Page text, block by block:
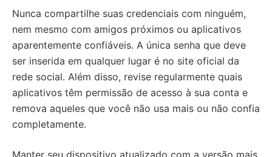
Nunca compartilhe suas credenciais com ninguém,
nem mesmo com amigos próximos ou aplicativos
aparentemente confiáveis. A única senha que deve
ser inserida em qualquer lugar é no site oficial da
rede social. Além disso, revise regularmente quais
aplicativos têm permissão de acesso à sua conta e
remova aqueles que você não usa mais ou não confia
completamente.
Manter seu dispositivo atualizado com a versão mais